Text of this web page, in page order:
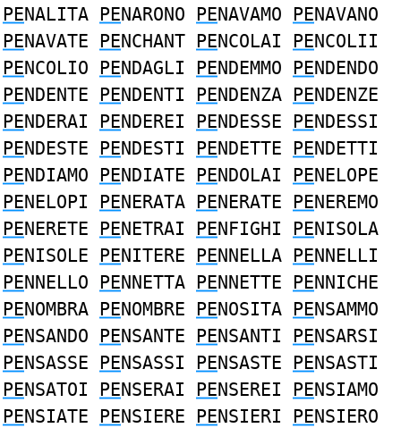
PENALITA PENARONO PENAVAMO PENAVANO
PENAVATE PENCHANT PENCOLAI PENCOLII
PENCOLIO PENDAGLI PENDEMMO PENDENDO
PENDENTE PENDENTI PENDENZA PENDENZE
PENDERAI PENDEREI PENDESSE PENDESSI
PENDESTE PENDESTI PENDETTE PENDETTI
PENDIAMO PENDIATE PENDOLAI PENELOPE
PENELOPI PENERATA PENERATE PENEREMO
PENERETE PENETRAI PENFIGHI PENISOLA
PENISOLE PENITERE PENNELLA PENNELLI
PENNELLO PENNETTA PENNETTE PENNICHE
PENOMBRA PENOMBRE PENOSITA PENSAMMO
PENSANDO PENSANTE PENSANTI PENSARSI
PENSASSE PENSASSI PENSASTE PENSASTI
PENSATOI PENSERAI PENSEREI PENSIAMO
PENSIATE PENSIERE PENSIERI PENSIERO